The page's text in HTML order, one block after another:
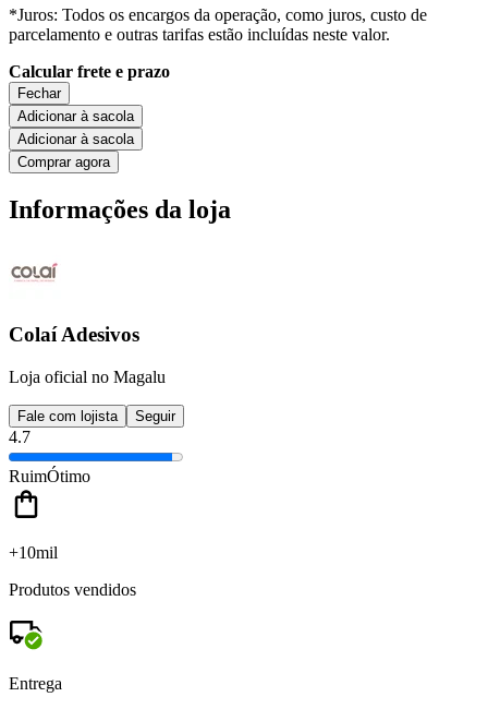
*Juros: Todos os encargos da operação, como juros, custo de
parcelamento e outras tarifas estão incluídas neste valor.
Calcular frete e prazo
Fechar
Adicionar à sacola
Adicionar à sacola
Comprar agora
Informações da loja
Colaí Adesivos
Loja oficial no Magalu
Fale com lojista Seguir
4.7
RuimÓtimo
+10mil
Produtos vendidos
Entrega